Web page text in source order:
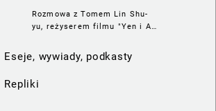
Rozmowa z Tomem Lin Shu-
yu, reżyserem filmu "Yen i Ai-
Eseje, wywiady, podkasty
Repliki